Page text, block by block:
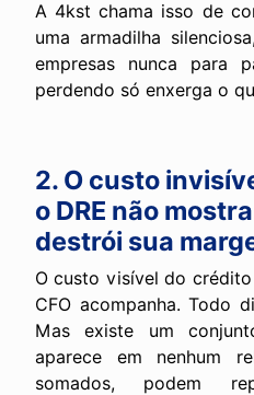
A 4kst chama isso de
uma armadilha
empresas nunca para
perdendo só enxerga o
2. O custo
o DRE não
destrói sua
O custo visível do
CFO acompanha. Todo
Mas existe um
aparece em nenhum
somados, podem